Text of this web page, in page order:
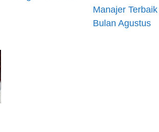
Manajer Terbaik
Bulan Agustus